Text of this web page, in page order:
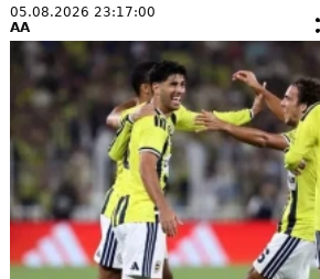
05.08.2026 23:17:00
AA